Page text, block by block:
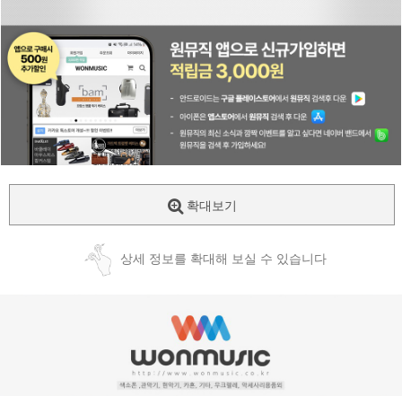
확대보기
상세 정보를 확대해 보실 수 있습니다